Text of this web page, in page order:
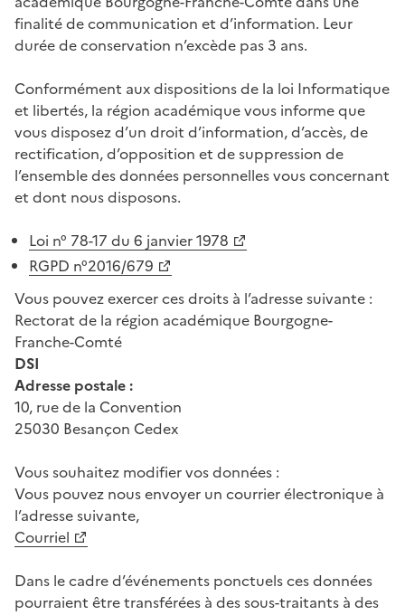
finalité de communication et d’information. Leur
durée de conservation n’excède pas 3 ans.
Conformément aux dispositions de la loi Informatique
et libertés, la région académique vous informe que
vous disposez d’un droit d’information, d’accès, de
rectification, d’opposition et de suppression de
l’ensemble des données personnelles vous concernant
et dont nous disposons.
Loi n° 78-17 du 6 janvier 1978
RGPD n°2016/679
Vous pouvez exercer ces droits à l’adresse suivante :
Rectorat de la région académique Bourgogne-
Franche-Comté
DSI
Adresse postale :
10, rue de la Convention
25030 Besançon Cedex
Vous souhaitez modifier vos données :
Vous pouvez nous envoyer un courrier électronique à
l’adresse suivante,
Courriel
Dans le cadre d’événements ponctuels ces données
pourraient être transférées à des sous-traitants à des